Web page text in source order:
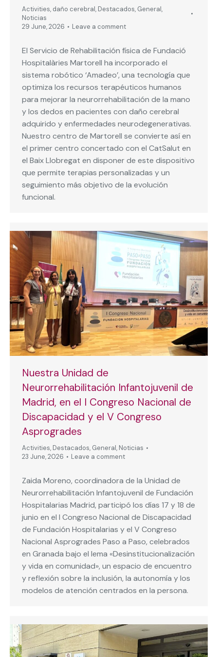
Activities, daño cerebral, Destacados, General,
Noticias
29 June, 2026
Leave a comment
El Servicio de Rehabilitación física de Fundació
Hospitalàries Martorell ha incorporado el
sistema robótico ‘Amadeo’, una tecnología que
optimiza los recursos terapéuticos humanos
para mejorar la neurorrehabilitación de la mano
y los dedos en pacientes con daño cerebral
adquirido y enfermedades neurodegenerativas.
Nuestro centro de Martorell se convierte así en
el primer centro concertado con el CatSalut en
el Baix Llobregat en disponer de este dispositivo
que permite terapias personalizadas y un
seguimiento más objetivo de la evolución
funcional.
Nuestra Unidad de
Neurorrehabilitación Infantojuvenil de
Madrid, en el I Congreso Nacional de
Discapacidad y el V Congreso
Asprogrades
Activities, Destacados, General, Noticias
23 June, 2026
Leave a comment
Zaida Moreno, coordinadora de la Unidad de
Neurorrehabilitación Infantojuvenil de Fundación
Hospitalarias Madrid, participó los días 17 y 18 de
junio en el I Congreso Nacional de Discapacidad
de Fundación Hospitalarias y el V Congreso
Nacional Asprogrades Paso a Paso, celebrados
en Granada bajo el lema «Desinstitucionalización
y vida en comunidad», un espacio de encuentro
y reflexión sobre la inclusión, la autonomía y los
modelos de atención centrados en la persona.